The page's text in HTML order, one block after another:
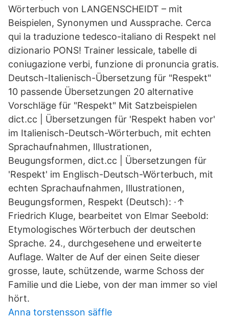
Wörterbuch von LANGENSCHEIDT – mit
Beispielen, Synonymen und Aussprache. Cerca
qui la traduzione tedesco-italiano di Respekt nel
dizionario PONS! Trainer lessicale, tabelle di
coniugazione verbi, funzione di pronuncia gratis.
Deutsch-Italienisch-Übersetzung für "Respekt"
10 passende Übersetzungen 20 alternative
Vorschläge für "Respekt" Mit Satzbeispielen
dict.cc | Übersetzungen für 'Respekt haben vor'
im Italienisch-Deutsch-Wörterbuch, mit echten
Sprachaufnahmen, Illustrationen,
Beugungsformen, dict.cc | Übersetzungen für
'Respekt' im Englisch-Deutsch-Wörterbuch, mit
echten Sprachaufnahmen, Illustrationen,
Beugungsformen, Respekt (Deutsch): ·↑
Friedrich Kluge, bearbeitet von Elmar Seebold:
Etymologisches Wörterbuch der deutschen
Sprache. 24., durchgesehene und erweiterte
Auflage. Walter de Auf der einen Seite dieser
grosse, laute, schützende, warme Schoss der
Familie und die Liebe, von der man immer so viel
hört.
Anna torstensson säffle